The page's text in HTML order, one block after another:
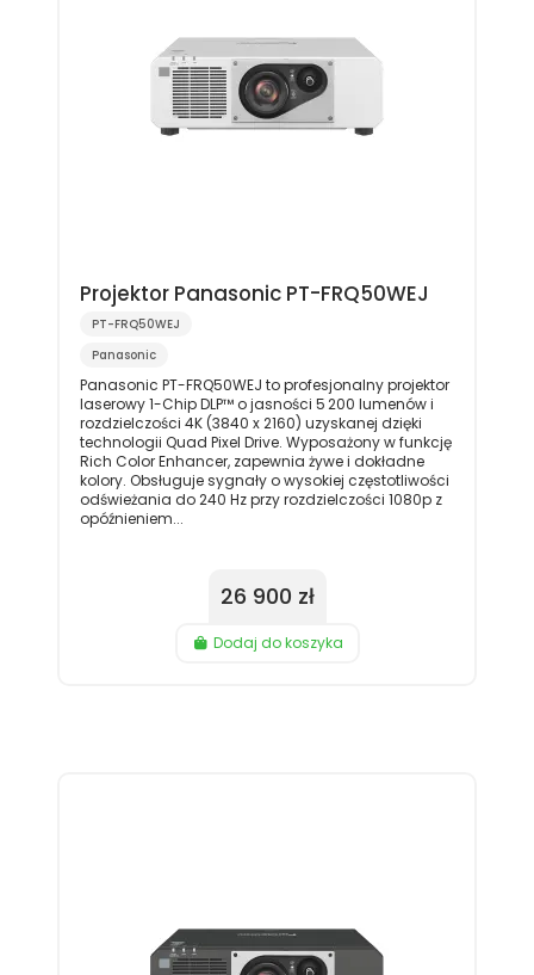
Projektor Panasonic PT-FRQ50WEJ
PT-FRQ50WEJ
Panasonic
Panasonic PT-FRQ50WEJ to profesjonalny projektor
laserowy 1-Chip DLP™ o jasności 5 200 lumenów i
rozdzielczości 4K (3840 x 2160) uzyskanej dzięki
technologii Quad Pixel Drive. Wyposażony w funkcję
Rich Color Enhancer, zapewnia żywe i dokładne
kolory. Obsługuje sygnały o wysokiej częstotliwości
odświeżania do 240 Hz przy rozdzielczości 1080p z
opóźnieniem...
26 900 zł
Dodaj do koszyka